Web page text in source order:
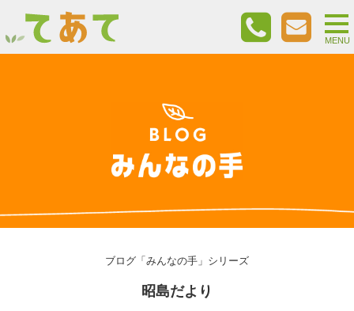
ブログ「みんなの手」シリーズ
昭島だより
MENU